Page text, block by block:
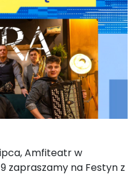
Amfiteatr w
zapraszamy na Festyn z